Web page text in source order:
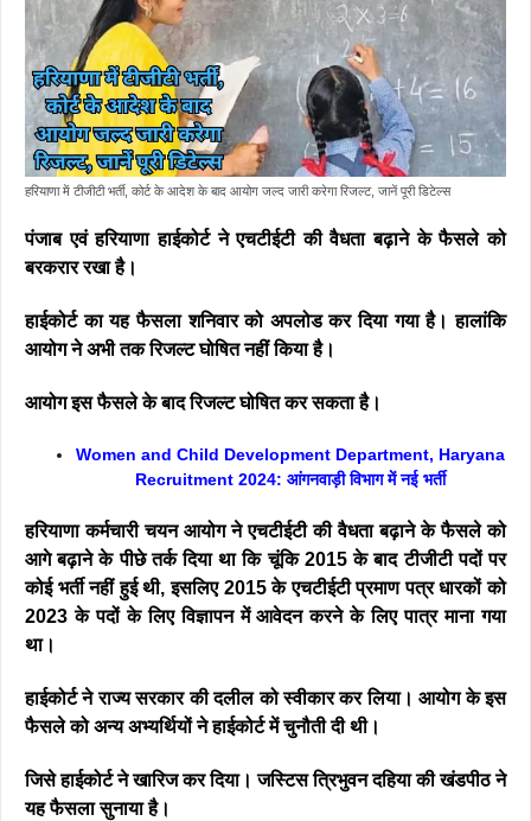
हरियाणा में टीजीटी भर्ती, कोर्ट के आदेश के बाद आयोग जल्द जारी करेगा रिजल्ट, जानें पूरी डिटेल्स
पंजाब एवं हरियाणा हाईकोर्ट ने एचटीईटी की वैधता बढ़ाने के फैसले को
बरकरार रखा है।
हाईकोर्ट का यह फैसला शनिवार को अपलोड कर दिया गया है। हालांकि
आयोग ने अभी तक रिजल्ट घोषित नहीं किया है।
आयोग इस फैसले के बाद रिजल्ट घोषित कर सकता है।
Women and Child Development Department, Haryana
Recruitment 2024: आंगनवाड़ी विभाग में नई भर्ती
हरियाणा कर्मचारी चयन आयोग ने एचटीईटी की वैधता बढ़ाने के फैसले को
आगे बढ़ाने के पीछे तर्क दिया था कि चूंकि 2015 के बाद टीजीटी पदों पर
कोई भर्ती नहीं हुई थी, इसलिए 2015 के एचटीईटी प्रमाण पत्र धारकों को
2023 के पदों के लिए विज्ञापन में आवेदन करने के लिए पात्र माना गया
था।
हाईकोर्ट ने राज्य सरकार की दलील को स्वीकार कर लिया। आयोग के इस
फैसले को अन्य अभ्यर्थियों ने हाईकोर्ट में चुनौती दी थी।
जिसे हाईकोर्ट ने खारिज कर दिया। जस्टिस त्रिभुवन दहिया की खंडपीठ ने
यह फैसला सुनाया है।